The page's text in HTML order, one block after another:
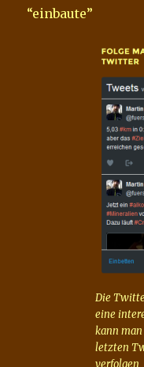
“einbaute”
Die
eine
kann man
letzten
verfolgen